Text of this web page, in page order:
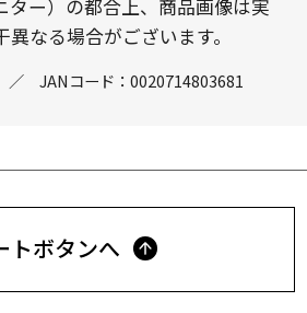
ター）の都合上、商品画像は実
なる場合がございます。
／ JANコード： 0020714803681
トボタンへ